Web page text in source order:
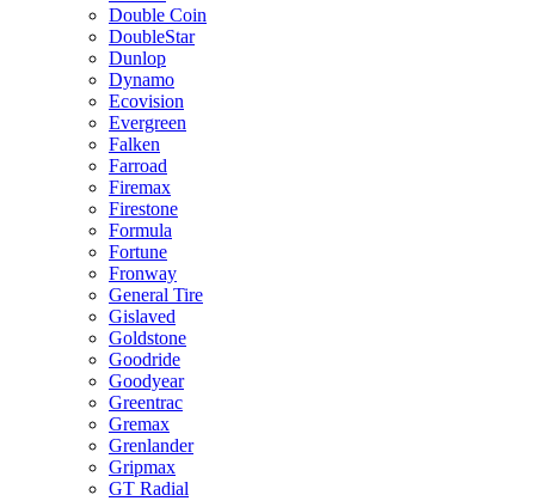
Double Coin
DoubleStar
Dunlop
Dynamo
Ecovision
Evergreen
Falken
Farroad
Firemax
Firestone
Formula
Fortune
Fronway
General Tire
Gislaved
Goldstone
Goodride
Goodyear
Greentrac
Gremax
Grenlander
Gripmax
GT Radial